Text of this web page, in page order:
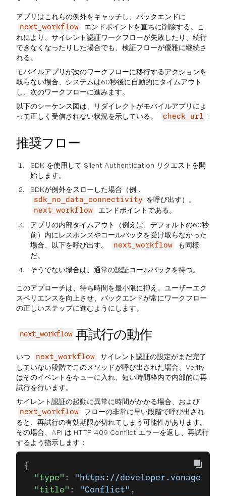
アプリはこれらの例外をキャッチし、バックエンドに
next_workflow
エンドポイントを直ちに削除する。こ
れにより、サイレント認証ワークフローが失敗したり、続行
できなくなったりした場合でも、検証フローが優雅に継続さ
れる。
モバイルアプリが次のワークフローに移行するアクションを
取らない場合、システムは60秒後に自動的にタイムアウト
し、次のワークフローに進みます。
以下のシーケンス図は、リダイレクトがモバイルアプリによ
って正しく受信されない状況を示している。
check_url :
推奨フロー
SDK を使用して Silent Authentication リクエストを開
始します。
SDKが例外をスローした場合（例．
sdk_no_data_connectivity を呼び出す）。
next_workflow
エンドポイントである。
アプリの内部タイムアウト（例えば、デフォルトの60秒
前）内にレスポンスやコールバックを受け取らなかった
場合、以下を呼び出す。
next_workflow
も同様
だ。
そうでない場合は、通常の認証コールバックを待つ。
このアプローチは、待ち時間を最小限に抑え、ユーザーエク
スペリエンスを向上させ、バックエンドが常にワークフロー
の正しいステップに進むようにします。
next_workflow 再試行の動作
いつ next_workflow
サイレント認証の設定がまだ完了
していない段階でこのメソッドが呼び出された場合、Verify
はそのイベントをキューに入れ、短い時間枠内で内部的に再
試行を行います。
サイレント認証の起動に異常に時間がかかる場合、および
next_workflow
フローの非常に早い段階で呼び出され
ると、再試行の有効期限が切れてしまう可能性があります。
その場合、API は HTTP 409 Conflict エラーを返し、再試行
するよう指示します：
{
  "type"
:
"https://
  "title"
: "Conflict" ,